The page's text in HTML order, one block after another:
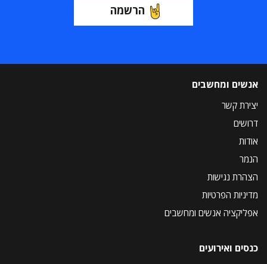
הרשמה
אנשים ומחשבים
יצירת קשר
דרושים
אודות
הנמר
הצהרת נגישות
מדיניות הפרטיות
אפליקציה אנשים ומחשבים
כנסים ואירועים